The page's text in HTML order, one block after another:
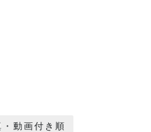
・動画付き順